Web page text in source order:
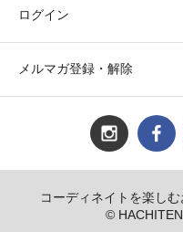
ログイン
メルマガ登録・解除
コーディネイトを楽し
©